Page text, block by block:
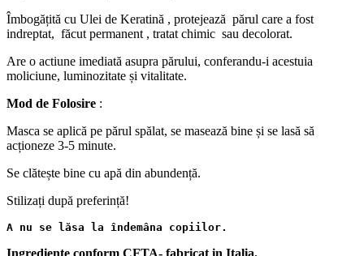
Îmbogățită cu Ulei de Keratină , protejează părul care a fost
indreptat, făcut permanent , tratat chimic sau decolorat.
Are o actiune imediată asupra părului, conferandu-i acestuia
moliciune, luminozitate și vitalitate.
Mod de Folosire :
Masca se aplică pe părul spălat, se masează bine și se lasă să
acționeze 3-5 minute.
Se clătește bine cu apă din abundență.
Stilizați după preferință!
A nu se lăsa la îndemâna copiilor.